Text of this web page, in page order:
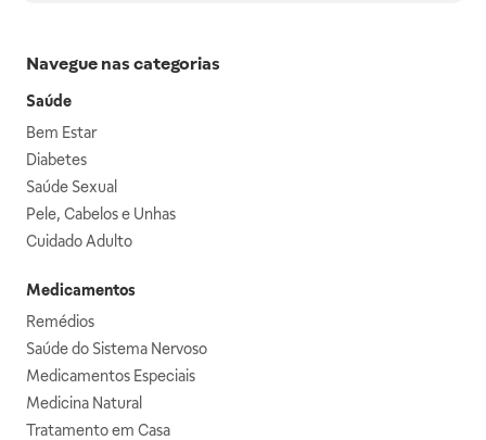
Navegue nas categorias
Saúde
Bem Estar
Diabetes
Saúde Sexual
Pele, Cabelos e Unhas
Cuidado Adulto
Medicamentos
Remédios
Saúde do Sistema Nervoso
Medicamentos Especiais
Medicina Natural
Tratamento em Casa